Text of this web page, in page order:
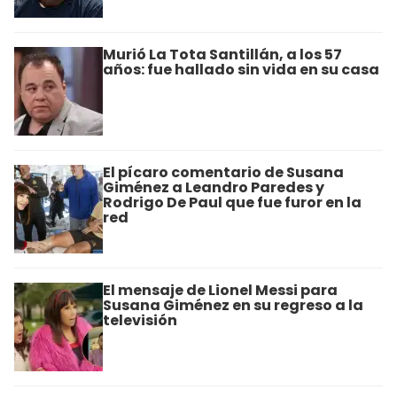
Murió La Tota Santillán, a los 57
años: fue hallado sin vida en su casa
El pícaro comentario de Susana
Giménez a Leandro Paredes y
Rodrigo De Paul que fue furor en la
red
El mensaje de Lionel Messi para
Susana Giménez en su regreso a la
televisión